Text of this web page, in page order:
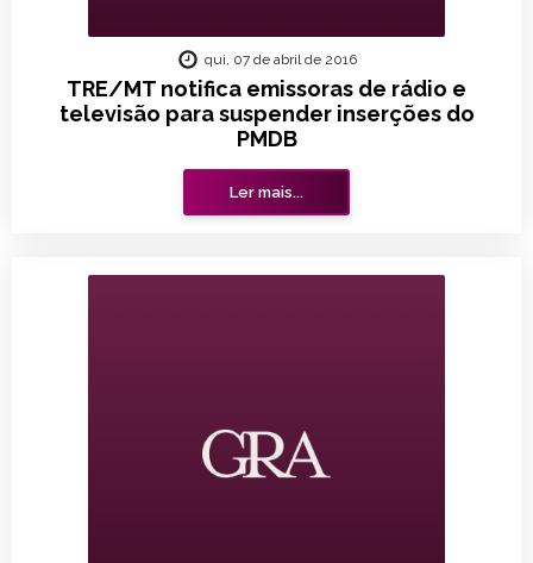
TRE/MT notifica emissoras de rádio e
televisão para suspender inserções do
PMDB
qui, 07 de abril de 2016
Ler mais...